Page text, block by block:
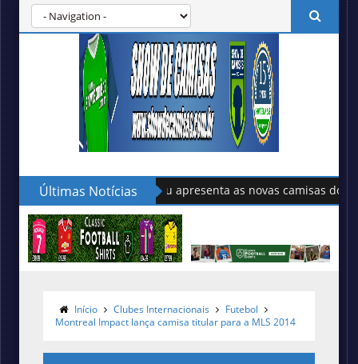
Últimas Notícias
Sudu apresenta as novas camisas do País de Gales
Início Clubes Internacionais
Futebol
Montreal Impact lança camisa titular para a MLS 2014